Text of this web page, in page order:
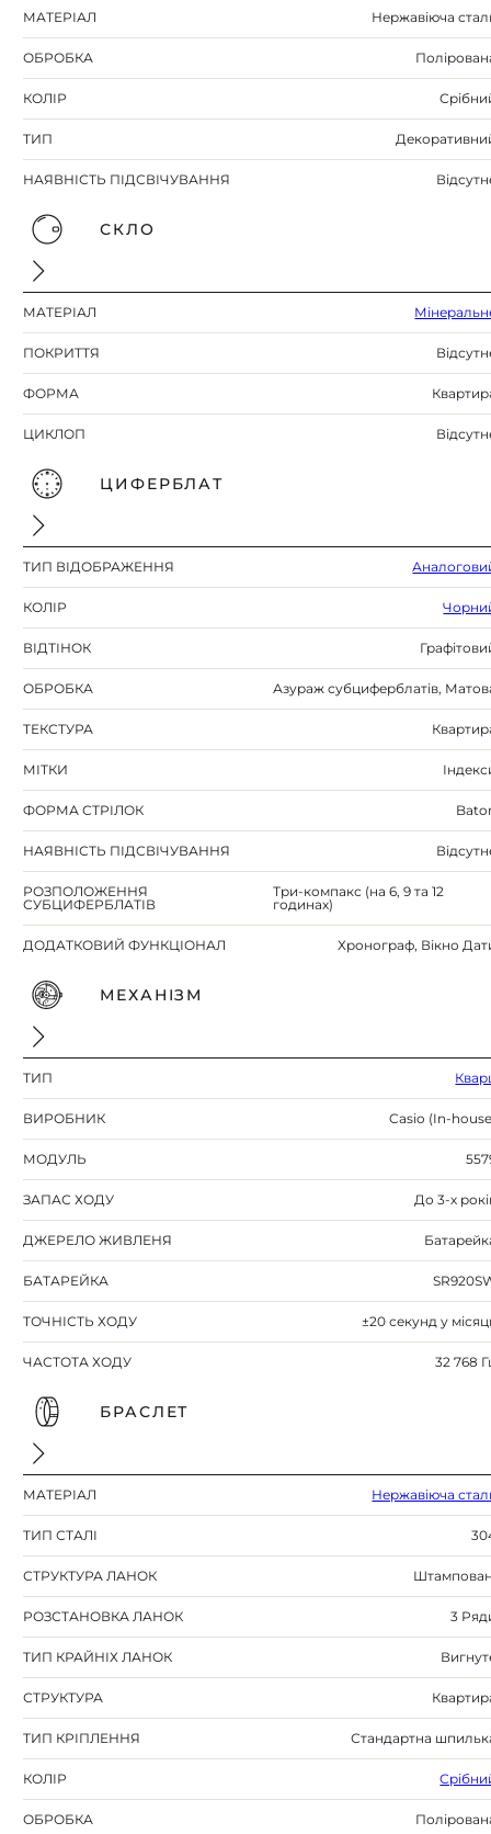
МАТЕРІАЛ Нержавіюча
ОБРОБКА
КОЛІР
ТИП
НАЯВНІСТЬ ПІДСВІЧУВАННЯ
СКЛО
МАТЕРІАЛ
ПОКРИТТЯ
ФОРМА
ЦИКЛОП
ЦИФЕРБЛАТ
ТИП ВІДОБРАЖЕННЯ
КОЛІР
ВІДТІНОК
ОБРОБКА Азураж субциферблатів,
ТЕКСТУРА
МІТКИ
ФОРМА СТРІЛОК
НАЯВНІСТЬ ПІДСВІЧУВАННЯ
РОЗПОЛОЖЕННЯ
СУБЦИФЕРБЛАТІВ
Три-компакс (на 6, 9 та 12
годинах)
ДОДАТКОВИЙ ФУНКЦІОНАЛ Хронограф, Вікно
МЕХАНІЗМ
ТИП
ВИРОБНИК Casio (In-
МОДУЛЬ
ЗАПАС ХОДУ До 3-х
ДЖЕРЕЛО ЖИВЛЕНЯ
БАТАРЕЙКА
ТОЧНІСТЬ ХОДУ ±20 секунд у
ЧАСТОТА ХОДУ 32 768
БРАСЛЕТ
МАТЕРІАЛ Нержавіюча
ТИП СТАЛІ
СТРУКТУРА ЛАНОК
РОЗСТАНОВКА ЛАНОК 3
ТИП КРАЙНІХ ЛАНОК
СТРУКТУРА
ТИП КРІПЛЕННЯ Стандартна
КОЛІР
ОБРОБКА